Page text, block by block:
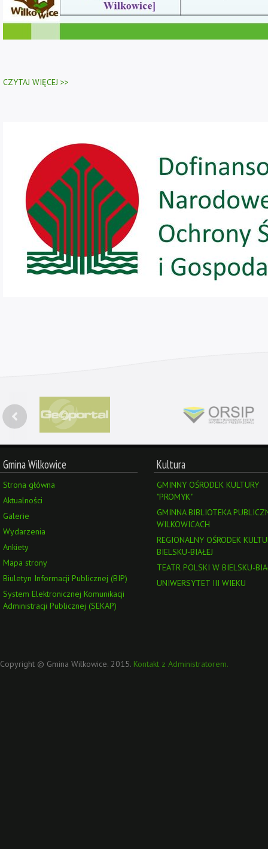
CZYTAJ WIĘCEJ >>
Gmina Wilkowice
Strona główna
Aktualności
Galerie
Wydarzenia
Ankiety
Mapa strony
Biuletyn Informacji Publicznej (BIP)
System Elektronicznej Komunikacji
Administracji Publicznej (SEKAP)
Kultura
GMINNY OŚRODEK KULTURY
"PROMYK"
GMINNA BIBLIOTEKA
WILKOWICACH
REGIONALNY OŚRODEK
BIELSKU-BIAŁEJ
TEATR POLSKI W BIELSKU-
UNIWERSYTET III WIEKU
Copyright © Gmina Wilkowice. 2015. Kontakt z Administratorem.